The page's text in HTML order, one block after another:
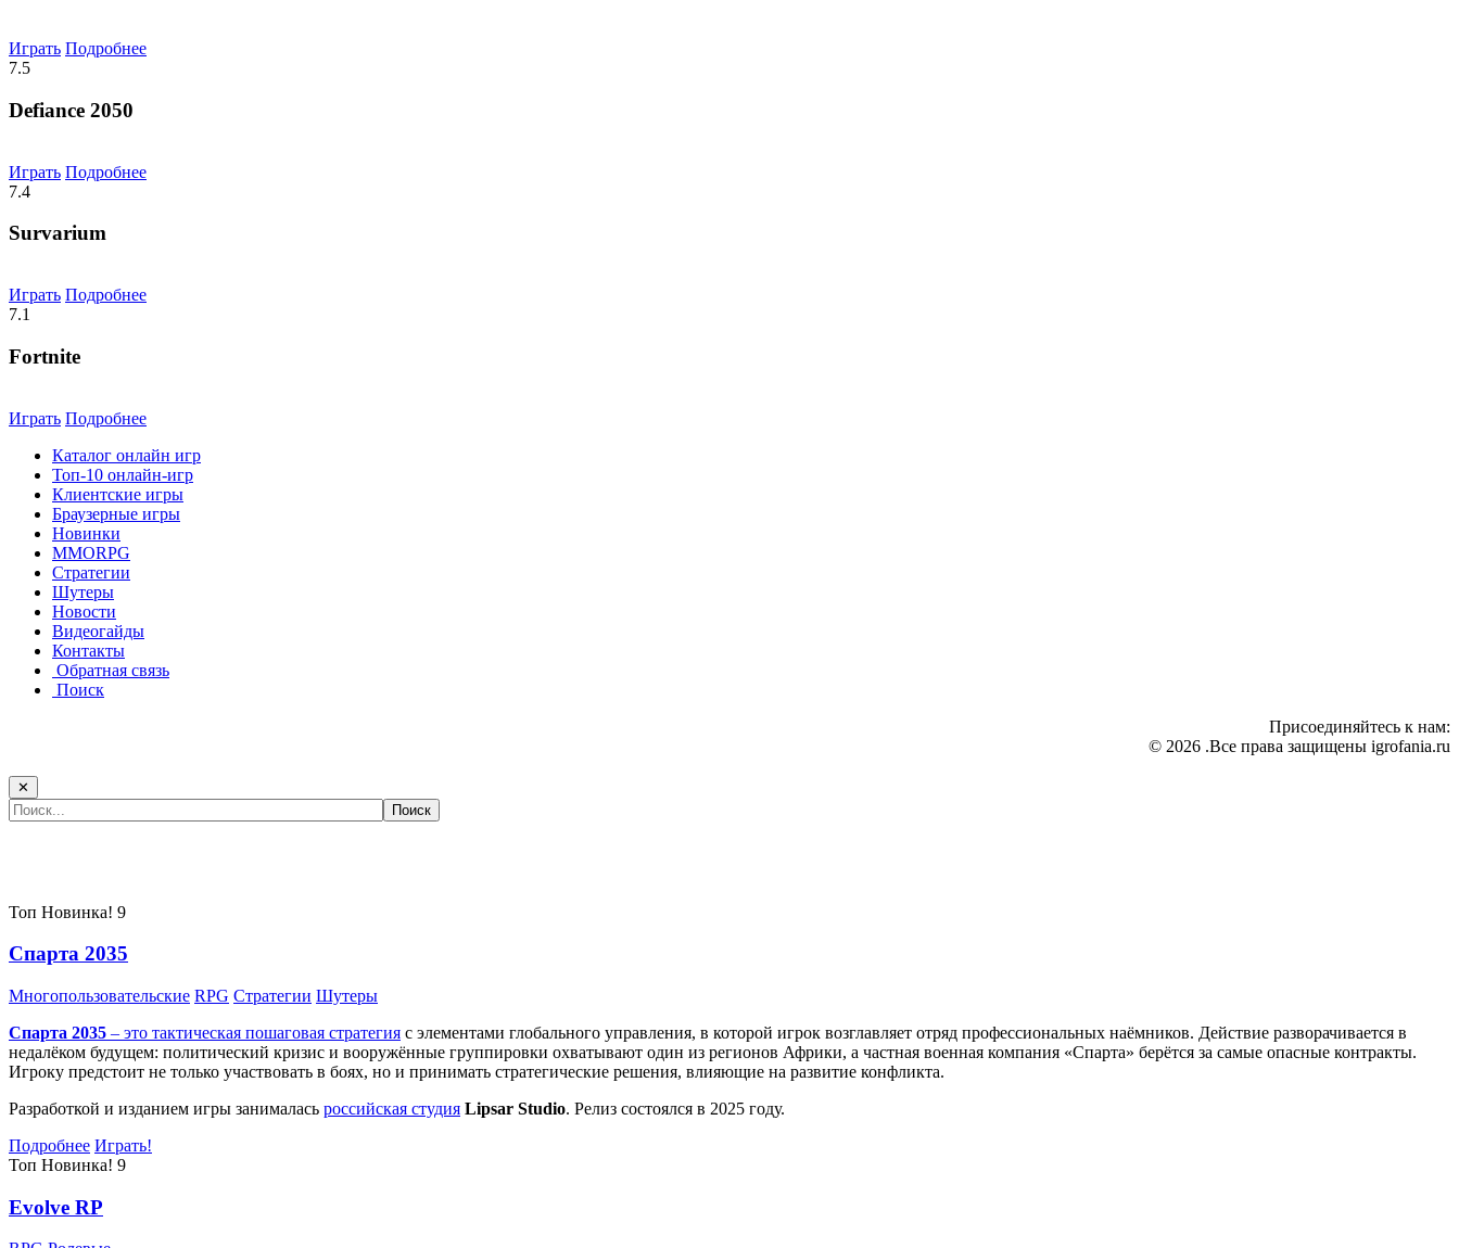
Играть Подробнее
7.5
Defiance 2050
Играть Подробнее
7.4
Survarium
Играть Подробнее
7.1
Fortnite
Играть Подробнее
Каталог онлайн игр
Топ-10 онлайн-игр
Клиентские игры
Браузерные игры
Новинки
MMORPG
Стратегии
Шутеры
Новости
Видеогайды
Контакты
Обратная связь
Поиск
Присоединяйтесь к нам:
© 2026 .Все права защищены igrofania.ru
✕
Топ Новинка! 9
Спарта 2035
Многопользовательские RPG Стратегии Шутеры
Спарта 2035 – это тактическая пошаговая стратегия с элементами глобального управления, в которой игрок возглавляет отряд профессиональных наёмников. Действие разворачивается в
недалёком будущем: политический кризис и вооружённые группировки охватывают один из регионов Африки, а частная военная компания «Спарта» берётся за самые опасные контракты.
Игроку предстоит не только участвовать в боях, но и принимать стратегические решения, влияющие на развитие конфликта.
Разработкой и изданием игры занималась российская студия Lipsar Studio. Релиз состоялся в 2025 году.
Подробнее Играть!
Топ Новинка! 9
Evolve RP